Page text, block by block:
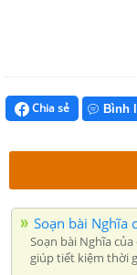
Chia sẻ Bình
Soạn bài Nghĩa
Soạn bài Nghĩa
giúp tiết kiệm thời